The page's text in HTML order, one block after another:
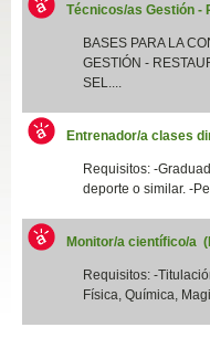
Técnicos/as Gestión -
BASES PARA LA
GESTIÓN -
SEL....
Entrenador/a clases
Requisitos: -
deporte o similar. -
Monitor/a científico/a
Requisitos: -
Física, Química,